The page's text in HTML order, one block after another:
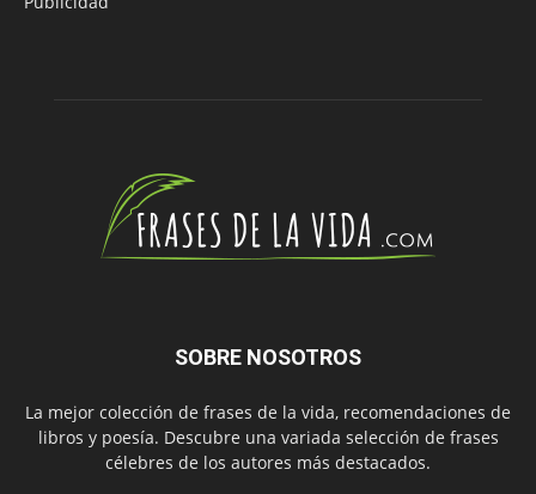
SOBRE NOSOTROS
La mejor colección de frases de la vida, recomendaciones de
libros y poesía. Descubre una variada selección de frases
célebres de los autores más destacados.